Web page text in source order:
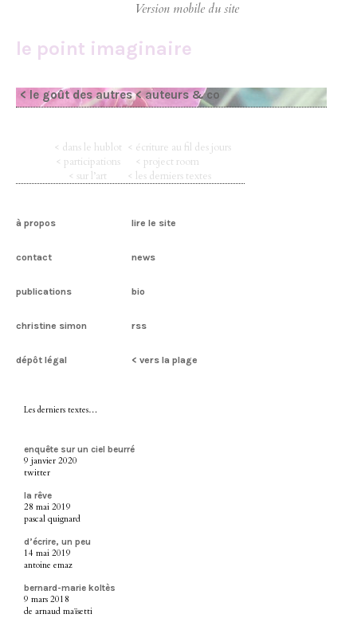
le point imaginaire
< le goût des autres < auteurs & co
< dans le hublot < écriture au fil des jours
< participations
< project room
< sur l’art
< les derniers textes
à propos lire le site
contact news
publications bio
christine simon rss
dépôt légal < vers la plage
Les derniers textes…
enquête sur un ciel beurré
9 janvier 2020
twitter
la rêve
28 mai 2019
pascal quignard
d’écrire, un peu
14 mai 2019
antoine emaz
bernard-marie koltès
9 mars 2018
de arnaud maïsetti